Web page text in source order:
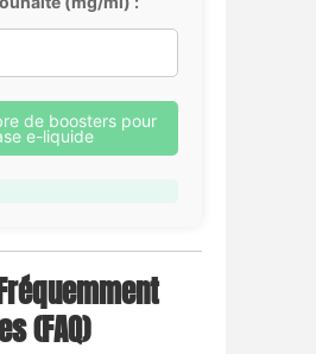
de boosters pour
e-liquide
(FAQ)